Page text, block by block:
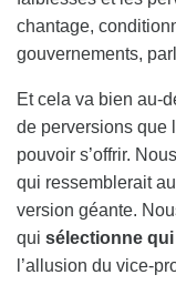
chantage,
gouvernements,
Et cela va bien au-
de perversions que
pouvoir s’offrir.
qui ressemblerait
version géante.
qui sélectionne
l’allusion du vice-